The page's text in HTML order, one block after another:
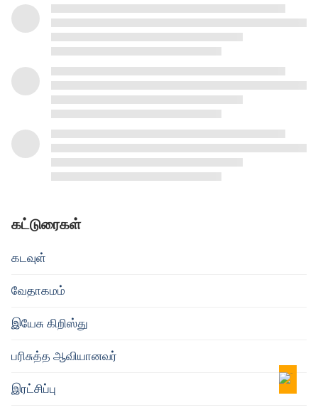
கட்டுரைகள்
கடவுள்
வேதாகமம்
இயேசு கிறிஸ்து
பரிசுத்த ஆவியானவர்
இரட்சிப்பு